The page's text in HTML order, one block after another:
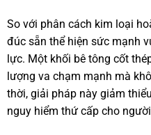
So với phân cách kim loại
đúc sẵn thể hiện sức mạnh
lực. Một khối bê tông cốt
lượng va chạm mạnh mà
thời, giải pháp này giảm
nguy hiểm thứ cấp cho